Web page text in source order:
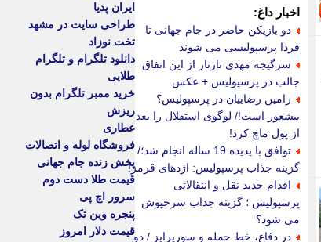
اخبار داغ:
دو بازیکن حاضر در جام جهانی تا
فردا پرسپولیسی می شوند
سرگیجه مهدی تارتار از این اتفاق
جالب در پرسپولیس + عکس
رامین رضاییان در پرسپولیس؟
بیشعور است!/ لوگوی استقلال را بعد
از پول ماچ کرد!
توافق با پدیده 19 ساله انجام شد؛/
گزینه جذاب پرسپولیس: اژدهای قرمز!
اقدام جدید نقل و انتقالاتی
پرسپولیس ؛ گزینه جذاب سرخپوش
می شود؟
در دفاع، خط حمله و سورپرایز / دو
ایران پدیا
طراحی سایت در مشهد
تخت نوزاد
دانلود تلگرام و تلگرام
طلایی
خرید ممبر تلگرام بدون
ریزش
عطاری
فروشگاه لوله و اتصالات
پخش زنده جام جهانی
قیمت طلا دست دوم
سرور اچ پی
پنجره وین تک
قیمت دلار امروز